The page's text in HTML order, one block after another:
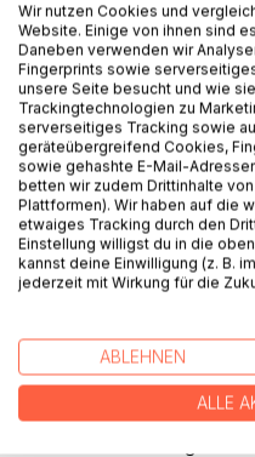
BESCHREIBUNG
"Um ein solch komplexes
Psyche zu verstehen,
komplexer denken - was
reduziert die Komplexität
Als systemischer Begleiter
wie komplex die
menschlichen Geist nicht
sind Modelle notwendig,
reduzieren. Einige
des Menschen aus
besteht. Es gibt diese
und sie haben sich
Wir nutzen Cookies und
Website. Einige von ihnen sind
Daneben verwenden wir
Fingerprints sowie
unsere Seite besucht und wie
Trackingtechnologien zu
serverseitiges Tracking sowie
geräteübergreifend Cookies,
sowie gehashte E-Mail-
betten wir zudem Drittinhalte
Plattformen). Wir haben auf die
etwaiges Tracking durch den
Einstellung willigst du in die
kannst deine Einwilligung (z. B.
jederzeit mit Wirkung für die
ABLEHNEN
ALLE